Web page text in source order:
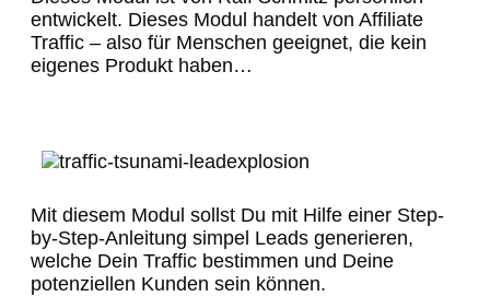
entwickelt. Dieses Modul handelt von Affiliate
Traffic – also für Menschen geeignet, die kein
eigenes Produkt haben…
Mit diesem Modul sollst Du mit Hilfe einer Step-
by-Step-Anleitung simpel Leads generieren,
welche Dein Traffic bestimmen und Deine
potenziellen Kunden sein können.